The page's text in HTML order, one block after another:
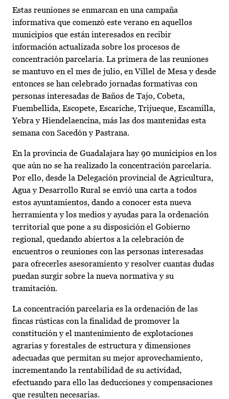
Estas reuniones se enmarcan en una campaña
informativa que comenzó este verano en aquellos
municipios que están interesados en recibir
información actualizada sobre los procesos de
concentración parcelaria. La primera de las reuniones
se mantuvo en el mes de julio, en Villel de Mesa y desde
entonces se han celebrado jornadas formativas con
personas interesadas de Baños de Tajo, Cobeta,
Fuembellida, Escopete, Escariche, Trijueque, Escamilla,
Yebra y Hiendelaencina, más las dos mantenidas esta
semana con Sacedón y Pastrana.
En la provincia de Guadalajara hay 90 municipios en los
que aún no se ha realizado la concentración parcelaria.
Por ello, desde la Delegación provincial de Agricultura,
Agua y Desarrollo Rural se envió una carta a todos
estos ayuntamientos, dando a conocer esta nueva
herramienta y los medios y ayudas para la ordenación
territorial que pone a su disposición el Gobierno
regional, quedando abiertos a la celebración de
encuentros o reuniones con las personas interesadas
para ofrecerles asesoramiento y resolver cuantas dudas
puedan surgir sobre la nueva normativa y su
tramitación.
La concentración parcelaria es la ordenación de las
fincas rústicas con la finalidad de promover la
constitución y el mantenimiento de explotaciones
agrarias y forestales de estructura y dimensiones
adecuadas que permitan su mejor aprovechamiento,
incrementando la rentabilidad de su actividad,
efectuando para ello las deducciones y compensaciones
que resulten necesarias.